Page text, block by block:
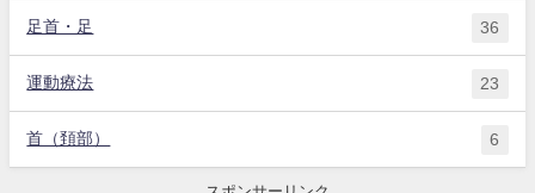
足首・足 36
運動療法 23
首（頚部） 6